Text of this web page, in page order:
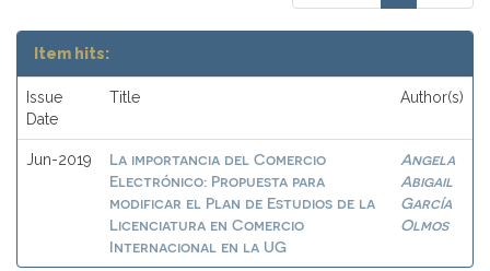
Item hits:
Issue
Date
Title Author(s)
Jun-2019
La importancia del Comercio
Electrónico: Propuesta para
modificar el Plan de Estudios de la
Licenciatura en Comercio
Internacional en la UG
Angela
Abigail
García
Olmos